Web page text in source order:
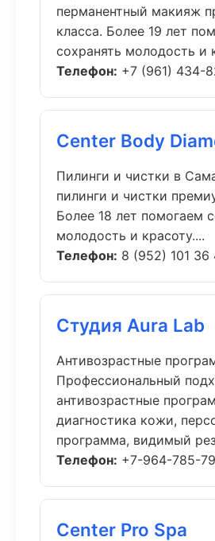
перманентный макияж
класса. Более 19 лет
сохранять молодость и
Телефон: +7 (961) 434-
Center Body
Пилинги и чистки в
пилинги и чистки
Более 18 лет помогаем
молодость и красоту....
Телефон: 8 (952) 101 36
Студия Aura Lab
Антивозрастные
Профессиональный
антивозрастные
диагностика кожи,
программа, видимый
Телефон: +7-964-785-
Center Pro Spa